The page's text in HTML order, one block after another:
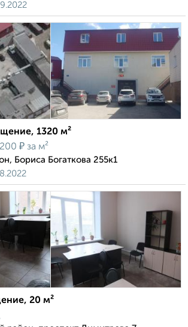
1320 м²
₽ за м²
Бориса Богаткова 255к1
20 м²